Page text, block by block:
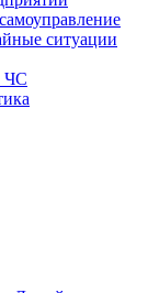
ситуации
ЧС